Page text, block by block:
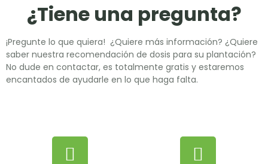
¿Tiene una pregunta?
¡Pregunte lo que quiera! ¿Quiere más información? ¿Quiere
saber nuestra recomendación de dosis para su plantación?
No dude en contactar, es totalmente gratis y estaremos
encantados de ayudarle en lo que haga falta.